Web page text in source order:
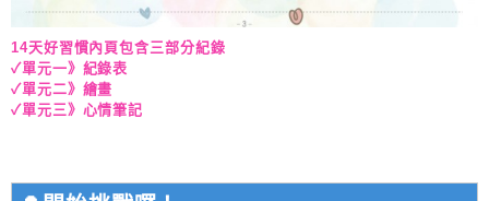
14天好習慣內頁包含三部分紀錄
✓單元一》紀錄表
✓單元二》繪畫
✓單元三》心情筆記